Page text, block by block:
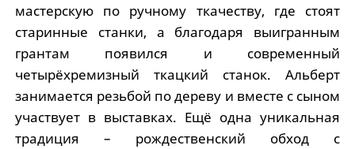
мастерскую по ручному ткачеству, где стоят
старинные станки, а благодаря выигранным
грантам появился и современный
четырёхремизный ткацкий станок. Альберт
занимается резьбой по дереву и вместе с сыном
участвует в выставках. Ещё одна уникальная
традиция – рождественский обход с